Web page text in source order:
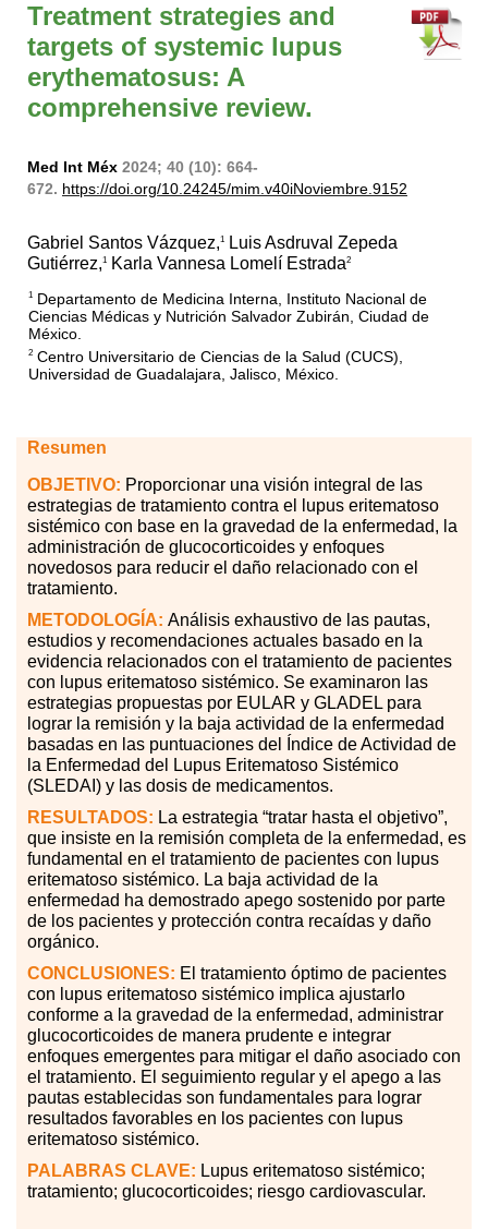
Treatment strategies and
targets of systemic lupus
erythematosus: A
comprehensive review.
Med Int Méx 2024; 40 (10): 664-
672. https://doi.org/10.24245/mim.v40iNoviembre.9152
Gabriel Santos Vázquez,1
Luis Asdruval Zepeda
Gutiérrez,1 Karla Vannesa Lomelí Estrada2
1 Departamento de Medicina Interna, Instituto Nacional de
Ciencias Médicas y Nutrición Salvador Zubirán, Ciudad de
México.
2 Centro Universitario de Ciencias de la Salud (CUCS),
Universidad de Guadalajara, Jalisco, México.
Resumen
OBJETIVO: Proporcionar una visión integral de las
estrategias de tratamiento contra el lupus eritematoso
sistémico con base en la gravedad de la enfermedad, la
administración de glucocorticoides y enfoques
novedosos para reducir el daño relacionado con el
tratamiento.
METODOLOGÍA: Análisis exhaustivo de las pautas,
estudios y recomendaciones actuales basado en la
evidencia relacionados con el tratamiento de pacientes
con lupus eritematoso sistémico. Se examinaron las
estrategias propuestas por EULAR y GLADEL para
lograr la remisión y la baja actividad de la enfermedad
basadas en las puntuaciones del Índice de Actividad de
la Enfermedad del Lupus Eritematoso Sistémico
(SLEDAI) y las dosis de medicamentos.
RESULTADOS: La estrategia “tratar hasta el objetivo”,
que insiste en la remisión completa de la enfermedad, es
fundamental en el tratamiento de pacientes con lupus
eritematoso sistémico. La baja actividad de la
enfermedad ha demostrado apego sostenido por parte
de los pacientes y protección contra recaídas y daño
orgánico.
CONCLUSIONES: El tratamiento óptimo de pacientes
con lupus eritematoso sistémico implica ajustarlo
conforme a la gravedad de la enfermedad, administrar
glucocorticoides de manera prudente e integrar
enfoques emergentes para mitigar el daño asociado con
el tratamiento. El seguimiento regular y el apego a las
pautas establecidas son fundamentales para lograr
resultados favorables en los pacientes con lupus
eritematoso sistémico.
PALABRAS CLAVE: Lupus eritematoso sistémico;
tratamiento; glucocorticoides; riesgo cardiovascular.